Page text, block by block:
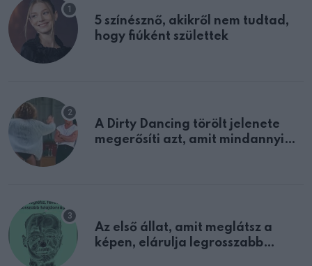
5 színésznő, akikről nem tudtad,
hogy fiúként születtek
A Dirty Dancing törölt jelenete
megerősíti azt, amit mindannyian
Az első állat, amit meglátsz a
képen, elárulja legrosszabb